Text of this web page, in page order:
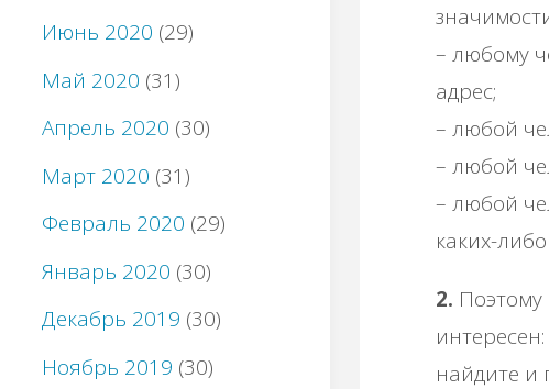
– любому
адрес;
– любой
– любой
– любой
каких-
2.
интересен:
найдите и
Июнь 2020 (29)
Май 2020 (31)
Апрель 2020 (30)
Март 2020 (31)
Февраль 2020 (29)
Январь 2020 (30)
Декабрь 2019 (30)
Ноябрь 2019 (30)